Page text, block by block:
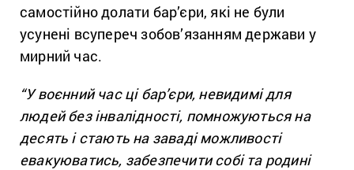
самостійно долати бар’єри, які не були
усунені всупереч зобов’язанням держави у
мирний час.
“У воєнний час ці бар’єри, невидимі для
людей без інвалідності, помножуються на
десять і стають на заваді можливості
евакуюватись, забезпечити собі та родині